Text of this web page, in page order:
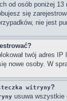
od osób poniżej
się
nie jest
twój adres
nowe osoby. W
witryny?
usuwa wszystkie